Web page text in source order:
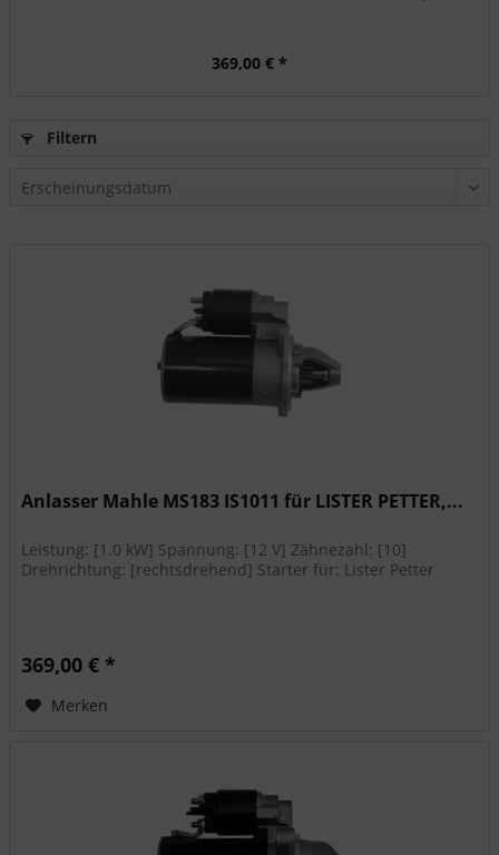
369,00 € *
Filtern
Anlasser Mahle MS183 IS1011 für LISTER PETTER,...
Leistung: [1.0 kW] Spannung: [12 V] Zähnezahl: [10]
Drehrichtung: [rechtsdrehend] Starter für: Lister Petter
369,00 € *
Merken